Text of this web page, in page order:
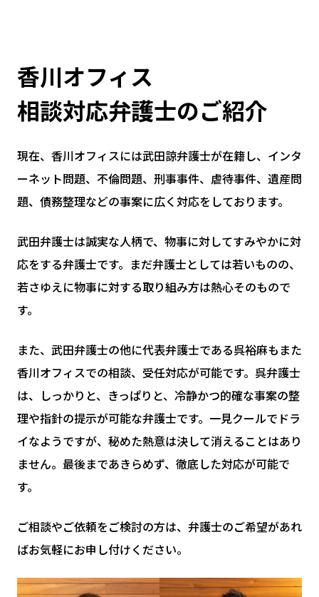
香川オフィス
相談対応弁護士のご紹介
現在、香川オフィスには武田諒弁護士が在籍し、インタ
ーネット問題、不倫問題、刑事事件、虐待事件、遺産問
題、債務整理などの事案に広く対応をしております。
武田弁護士は誠実な人柄で、物事に対してすみやかに対
応をする弁護士です。まだ弁護士としては若いものの、
若さゆえに物事に対する取り組み方は熱心そのもので
す。
また、武田弁護士の他に代表弁護士である呉裕麻もまた
香川オフィスでの相談、受任対応が可能です。呉弁護士
は、しっかりと、きっぱりと、冷静かつ的確な事案の整
理や指針の提示が可能な弁護士です。一見クールでドラ
イなようですが、秘めた熱意は決して消えることはあり
ません。最後まであきらめず、徹底した対応が可能で
す。
ご相談やご依頼をご検討の方は、弁護士のご希望があれ
ばお気軽にお申し付けください。